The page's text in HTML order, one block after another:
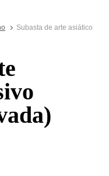
Subasta de arte asiático